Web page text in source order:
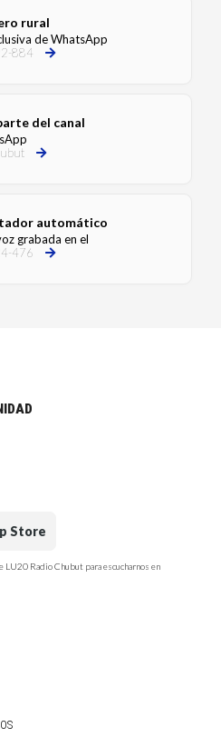
rural
de WhatsApp
884
del canal
automático
grabada en el
476
Store
LU20 Radio Chubut para escucharnos en